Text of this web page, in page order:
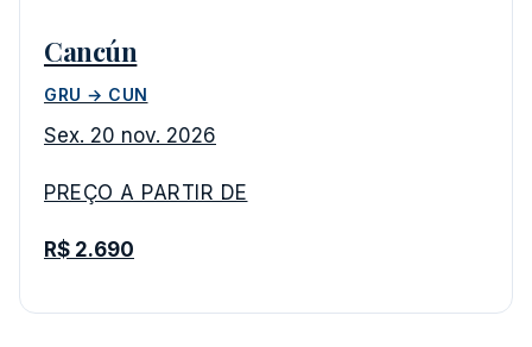
Cancún
GRU → CUN
Sex. 20 nov. 2026
PREÇO A PARTIR DE
R$ 2.690